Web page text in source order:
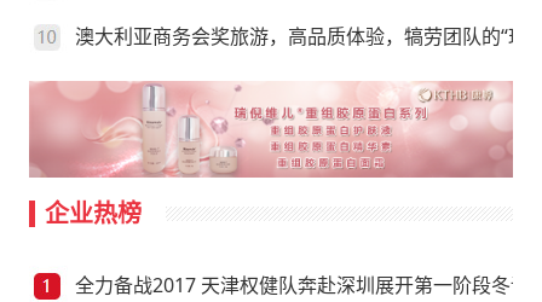
澳大利亚商务会奖旅游，高品质体验，犒劳团队的“玩”
企业热榜
全力备战2017 天津权健队奔赴深圳展开第一阶段冬训